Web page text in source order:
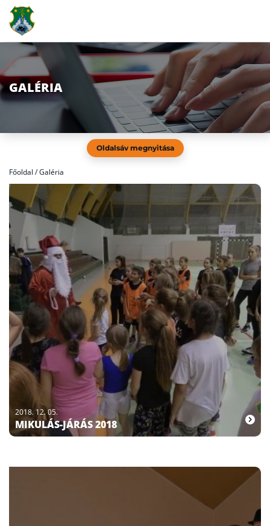
GALÉRIA
Oldalsáv megnyitása
Főoldal /Galéria
2018. 12. 05.
MIKULÁS-JÁRÁS 2018